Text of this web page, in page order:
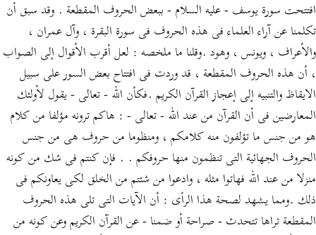
افتتحت سورة يوسف - عليه السلام - ببعض الحروف المقطعة . وقد سبق أن
تكلمنا عن آراء العلماء فى هذه الحروف فى سورة البقرة ، وآل عمران ،
والأعراف ، ويونس ، وهود .وقلنا ما ملخصه : لعل أقرب الأقوال إلى الصواب
، أن هذه الحروف المقطعة ، قد وردت فى افتتاح بعض السور على سبيل
الايقاظ والتنبيه إلى إعجاز القرآن الكريم .فكأن الله - تعالى - يقول لأولئك
المعارضين فى أن القرآن من عند الله - تعالى - : هاكم ترونه مؤلفا من كلام
هو من جنس ما تؤلفون منه كلامكم ، ومنظوما من حروف هى من جنس
الحروف الجهائية التى تنظمون منها حروفكم . . فإن كنتم فى شك من كونه
منزلا من عند الله فهاتوا مثله ، وادعوا من شئتم من الخلق لكى يعاونكم فى
ذلك .ومما يشهد لصحة هذا الرأى : أن الآيات التى تلى هذه الحروف
المقطعة تراها تتحدث - صراحة أو ضمنا - عن القرآن الكريم وعن كونه من